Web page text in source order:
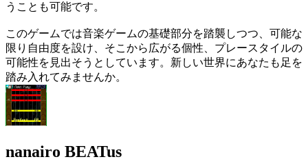
うことも可能です。
このゲームでは音楽ゲームの基礎部分を踏襲しつつ、可能な
限り自由度を設け、そこから広がる個性、プレースタイルの
可能性を見出そうとしています。新しい世界にあなたも足を
踏み入れてみませんか。
nanairo BEATus